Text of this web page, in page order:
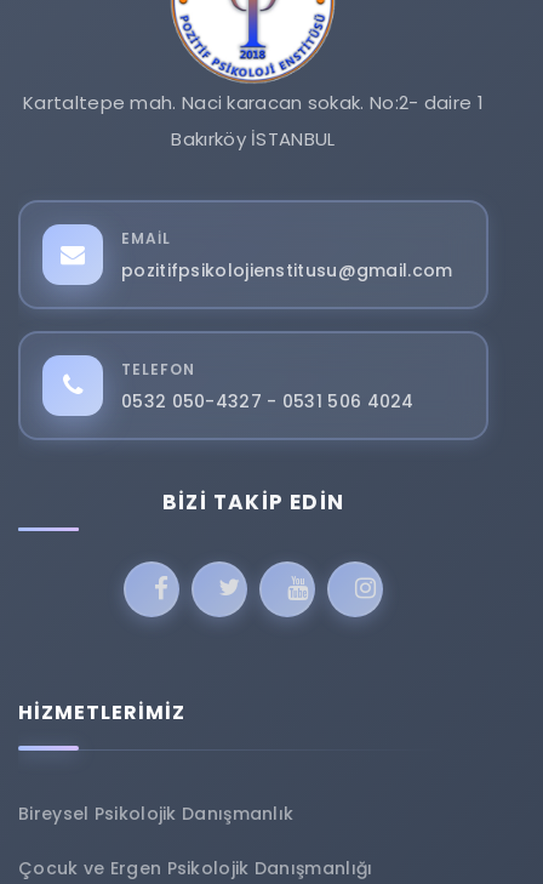
Kartaltepe mah. Naci karacan sokak. No:2- daire 1
Bakırköy İSTANBUL
EMAIL
pozitifpsikolojienstitusu@gmail.com
TELEFON
0532 050-4327 - 0531 506 4024
BIZI TAKIP EDIN
HİZMETLERİMİZ
Bireysel Psikolojik Danışmanlık
Çocuk ve Ergen Psikolojik Danışmanlığı